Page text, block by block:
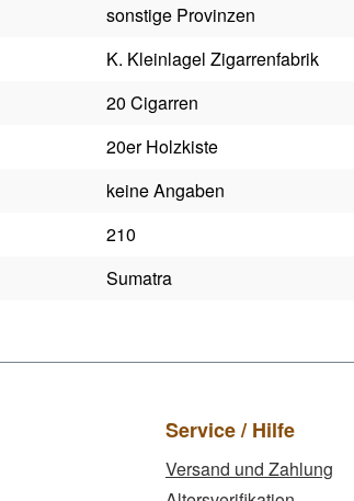
sonstige Provinzen
K. Kleinlagel Zigarrenfabrik
20 Cigarren
20er Holzkiste
keine Angaben
210
Sumatra
Service / Hilfe
Versand und Zahlung